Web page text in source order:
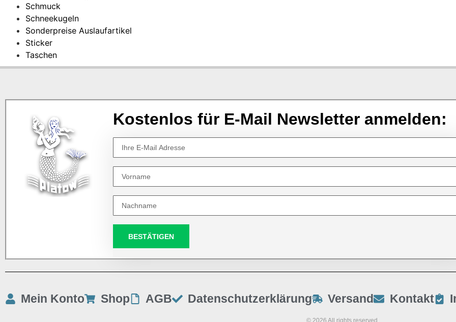
Schmuck
Schneekugeln
Sonderpreise Auslaufartikel
Sticker
Taschen
Kostenlos für E-Mail Newsletter anmelden:
BESTÄTIGEN
Mein Konto Shop AGB Datenschutzerklärung Versand Kontakt